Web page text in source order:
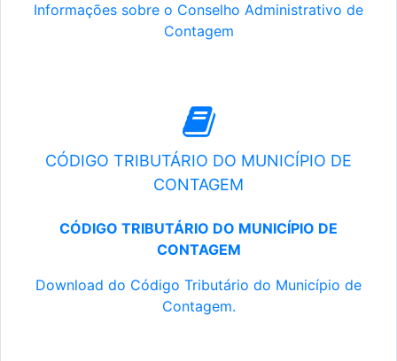
Informações sobre o Conselho Administrativo de
Contagem
CÓDIGO TRIBUTÁRIO DO MUNICÍPIO DE
CONTAGEM
CÓDIGO TRIBUTÁRIO DO MUNICÍPIO DE
CONTAGEM
Download do Código Tributário do Município de
Contagem.